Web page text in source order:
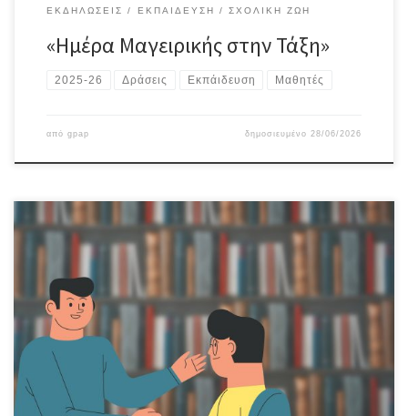
ΕΚΔΗΛΏΣΕΙΣ ΕΚΠΑΊΔΕΥΣΗ ΣΧΟΛΙΚΉ ΖΩΉ
«Ημέρα Μαγειρικής στην Τάξη»
2025-26 Δράσεις Εκπάιδευση Μαθητές
από gpap δημοσιευμένο 28/06/2026